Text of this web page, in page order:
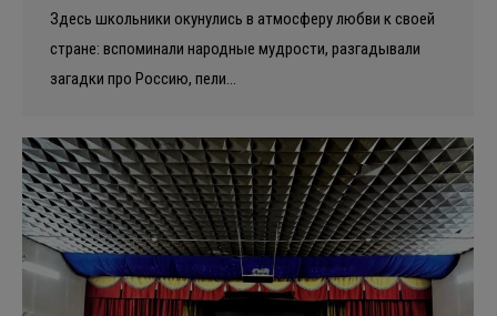
Здесь школьники окунулись в атмосферу любви к своей
стране: вспоминали народные мудрости, разгадывали
загадки про Россию, пели…